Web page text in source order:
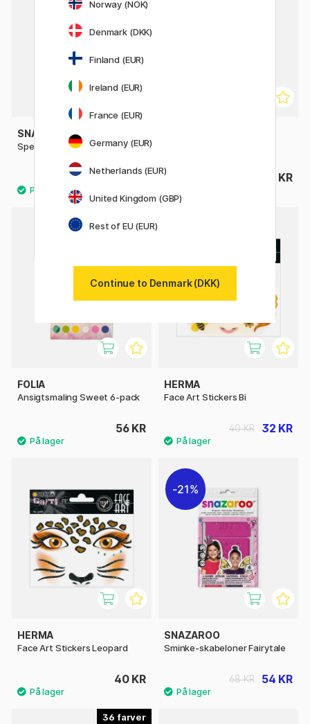
SNAZAROO
Special FX Wax 18 ml
46 KR 46 KR
FOLIA
Ansigtsmaling Sweet 6-pack
56 KR
HERMA
Face Art Stickers Bi
32 KR
40 KR
HERMA
Face Art Stickers Leopard
40 KR
21%
SNAZAROO
Sminke-skabeloner Fairytale
54 KR
68 KR
36
Norway (NOK)
Denmark (DKK)
Finland (EUR)
Ireland (EUR)
France (EUR)
Germany (EUR)
Netherlands (EUR)
United Kingdom (GBP)
Rest of EU (EUR)
Continue to Denmark (DKK)